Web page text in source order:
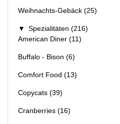
Weihnachts-Gebäck (25)
▼ Spezialitäten (216)
American Diner (11)
Buffalo - Bison (6)
Comfort Food (13)
Copycats (39)
Cranberries (16)